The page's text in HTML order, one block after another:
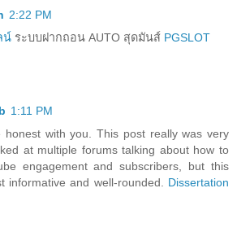
2:22 PM
น์ ระบบฝากถอน AUTO สุดมันส์ PGSLOT
1:11 PM
honest with you. This post really was very
at multiple forums talking about how to
engagement and subscribers, but this
informative and well-rounded. Dissertation